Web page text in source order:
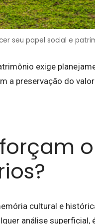
seu papel social e
exige
a preservação do
cultural e
análise superficial,